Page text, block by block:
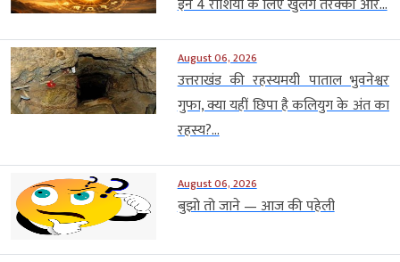
August 06, 2026
उत्तराखंड की रहस्यमयी पाताल भुवनेश्वर
गुफा, क्या यहीं छिपा है कलियुग के अंत का
रहस्य?...
August 06, 2026
बुझो तो जाने — आज की पहेली